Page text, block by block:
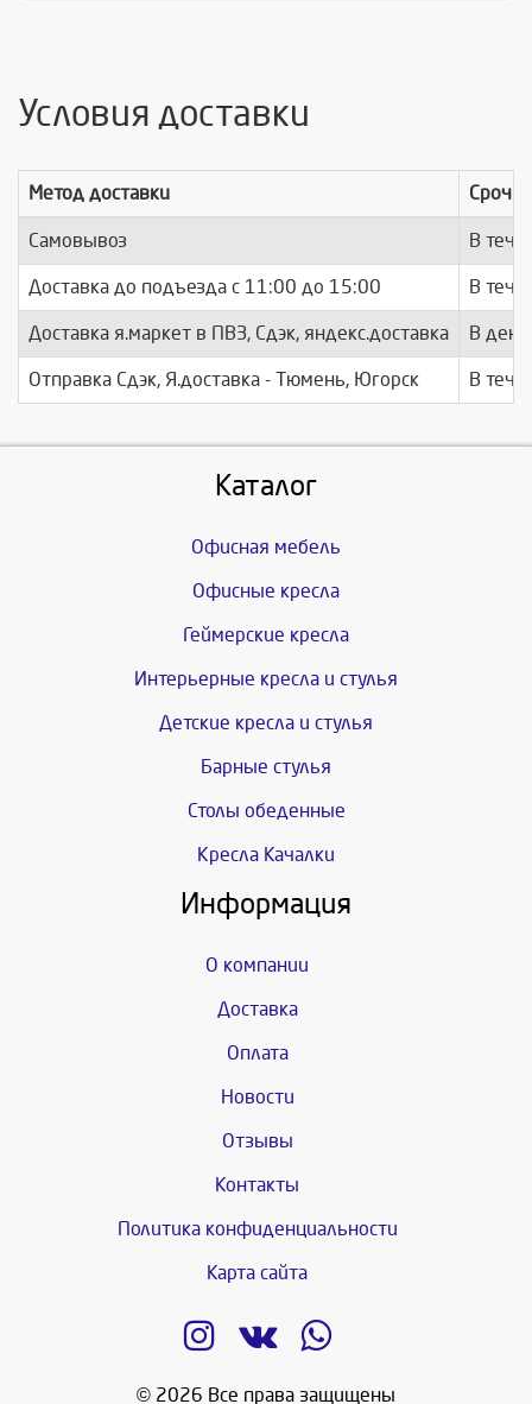
Условия доставки
Метод доставки
Самовывоз В
Доставка до подъезда c 11:00 до 15:00 В
Доставка я.маркет в ПВЗ, Сдэк, яндекс.доставка В день
Отправка Сдэк, Я.доставка - Тюмень, Югорск В
Каталог
Офисная мебель
Офисные кресла
Геймерские кресла
Интерьерные кресла и стулья
Детские кресла и стулья
Барные стулья
Столы обеденные
Кресла Качалки
Информация
О компании
Доставка
Оплата
Новости
Отзывы
Контакты
Политика конфиденциальности
Карта сайта
© 2026 Все права защищены